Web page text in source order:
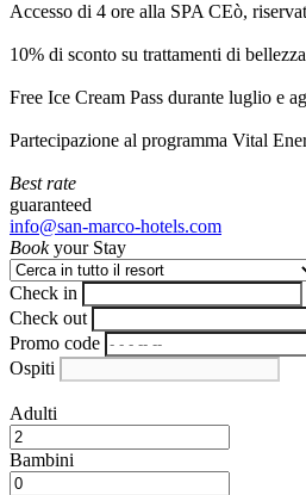
Accesso di 4 ore alla SPA CEò,
10% di sconto su trattamenti di
Free Ice Cream Pass durante luglio e
Partecipazione al programma Vital
Best rate
guaranteed
info@san-marco-hotels.com
Bookyour Stay
Check in
Check out
Promo code
Ospiti
Adulti
Bambini